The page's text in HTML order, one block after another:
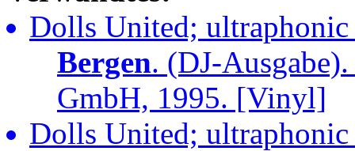
Dolls United;
Bergen. (DJ-
GmbH, 1995. [Vinyl]
Dolls United;